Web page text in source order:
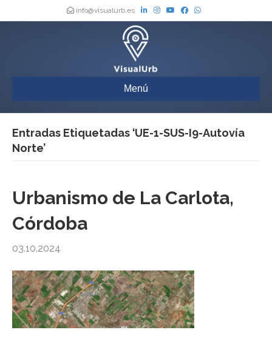
info@visualurb.es
Menú
Entradas Etiquetadas ‘UE-1-SUS-I9-Autovía
Norte’
Urbanismo de La Carlota,
Córdoba
03.10.2024